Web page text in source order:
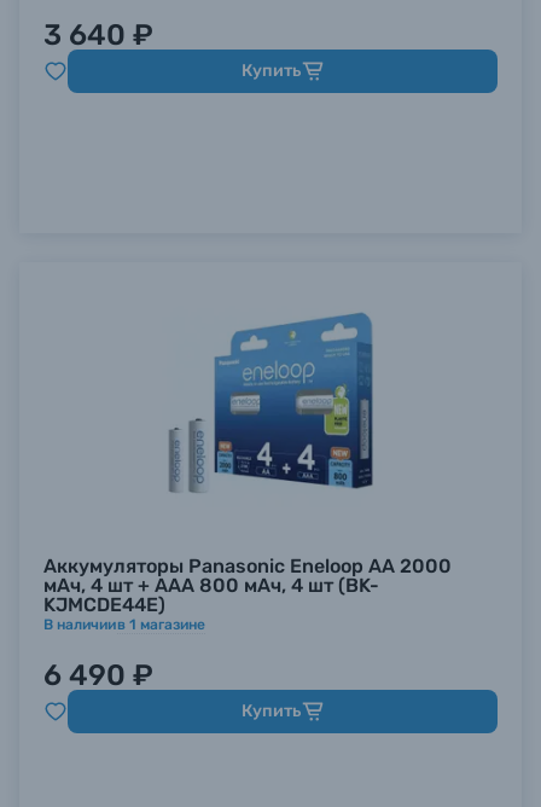
3 640 ₽
Купить
Аккумуляторы Panasonic Eneloop AA 2000
мАч, 4 шт + AAA 800 мАч, 4 шт (BK-
KJMCDE44E)
В наличиив 1 магазине
6 490 ₽
Купить